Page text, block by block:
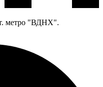
метро "ВДНХ".